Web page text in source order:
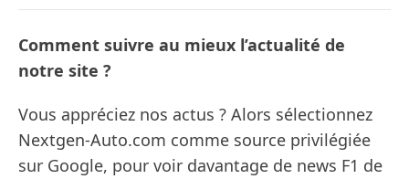
Comment suivre au mieux l’actualité de
notre site ?
Vous appréciez nos actus ? Alors sélectionnez
Nextgen-Auto.com comme source privilégiée
sur Google, pour voir davantage de news F1 de